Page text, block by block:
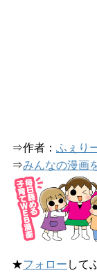
⇒作者： ふぇり
⇒みんなの漫画
★フォロー して